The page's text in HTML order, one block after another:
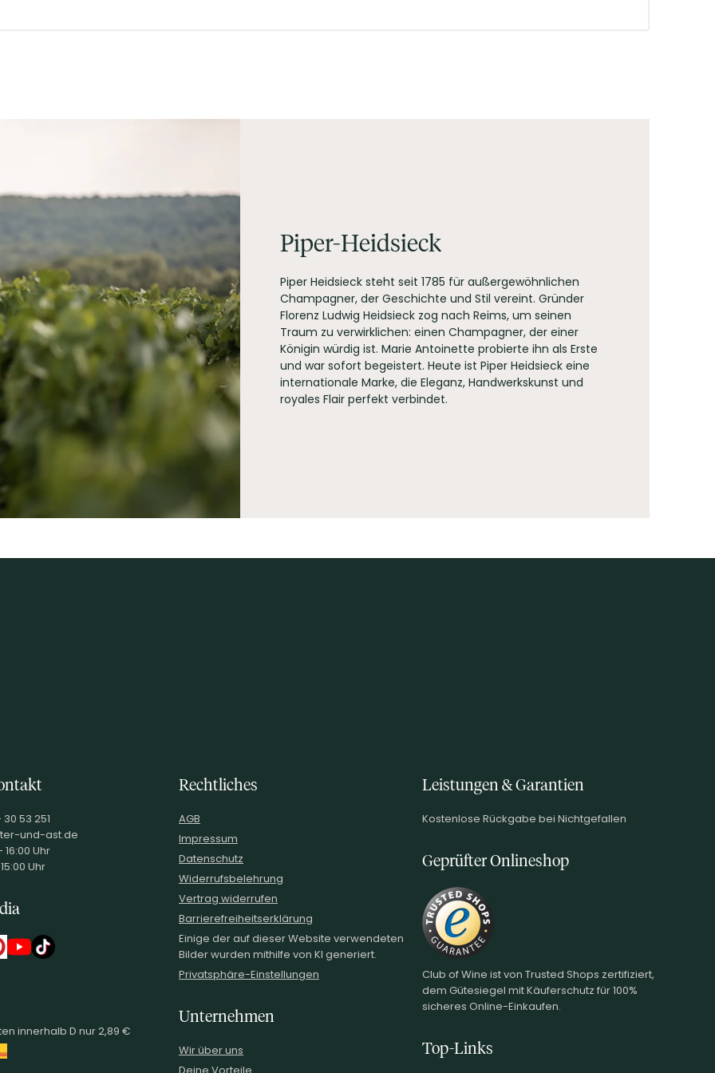
Piper Heidsieck, 12, allée du Vignoble F-51100 Reims
Piper-Heidsieck
Piper Heidsieck steht seit 1785 für außergewöhnlichen
Champagner, der Geschichte und Stil vereint. Gründer
Florenz Ludwig Heidsieck zog nach Reims, um seinen
Traum zu verwirklichen: einen Champagner, der einer
Königin würdig ist. Marie Antoinette probierte ihn als Erste
und war sofort begeistert. Heute ist Piper Heidsieck eine
internationale Marke, die Eleganz, Handwerkskunst und
royales Flair perfekt verbindet.
53 251
und-ast.de
Uhr
Uhr
innerhalb D nur 2,89 €
Rechtliches
AGB
Impressum
Datenschutz
Widerrufsbelehrung
Vertrag widerrufen
Barrierefreiheitserklärung
Einige der auf dieser Website verwendeten
Bilder wurden mithilfe von KI generiert.
Privatsphäre-Einstellungen
Unternehmen
Wir über uns
Deine Vorteile
Leistungen & Garantien
Kostenlose Rückgabe bei Nichtgefallen
Geprüfter Onlineshop
Club of Wine ist von Trusted Shops zertifiziert,
dem Gütesiegel mit Käuferschutz für 100%
sicheres Online-Einkaufen.
Top-Links